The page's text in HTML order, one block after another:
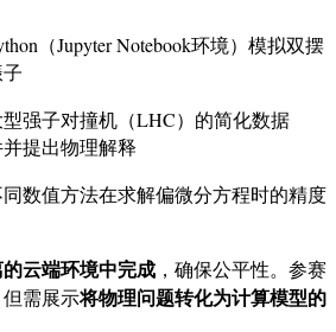
（Jupyter Notebook环境）模拟双摆
强子对撞机（LHC）的简化数据
提出物理解释
数值方法在求解偏微分方程时的精度
云端环境中完成 ，确保公平性。参赛
需展示将物理问题转化为计算模型的